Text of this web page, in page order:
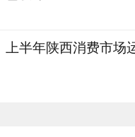
上半年陕西消费市场